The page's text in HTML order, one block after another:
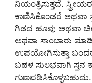
ನಿಯಂತ್ರಿಸುತ್ತದೆ.
ಕಾಣಿಸಿಕೊಂಡರೆ ಅಥವಾ
ಗಿಡದ ಹೂವು ಅಥವಾ
ಅಥವಾ ಸಾಂಬಾರು
ಉಪಯೋಗಿಸುತ್ತಾ ಬಂದರೆ
ಬಹಳ ಸುಲಭವಾಗಿ ಸ್ತನ
ಗುಣಪಡಿಸಿಕೊಳ್ಳಬಹುದು.